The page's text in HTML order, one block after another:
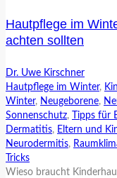
Hautpflege im
achten sollten
Dr. Uwe Kirschner
Hautpflege im Winter,
Winter, Neugeborene,
Sonnenschutz, Tipps für
Dermatitis, Eltern und
Neurodermitis,
Tricks
Wieso braucht